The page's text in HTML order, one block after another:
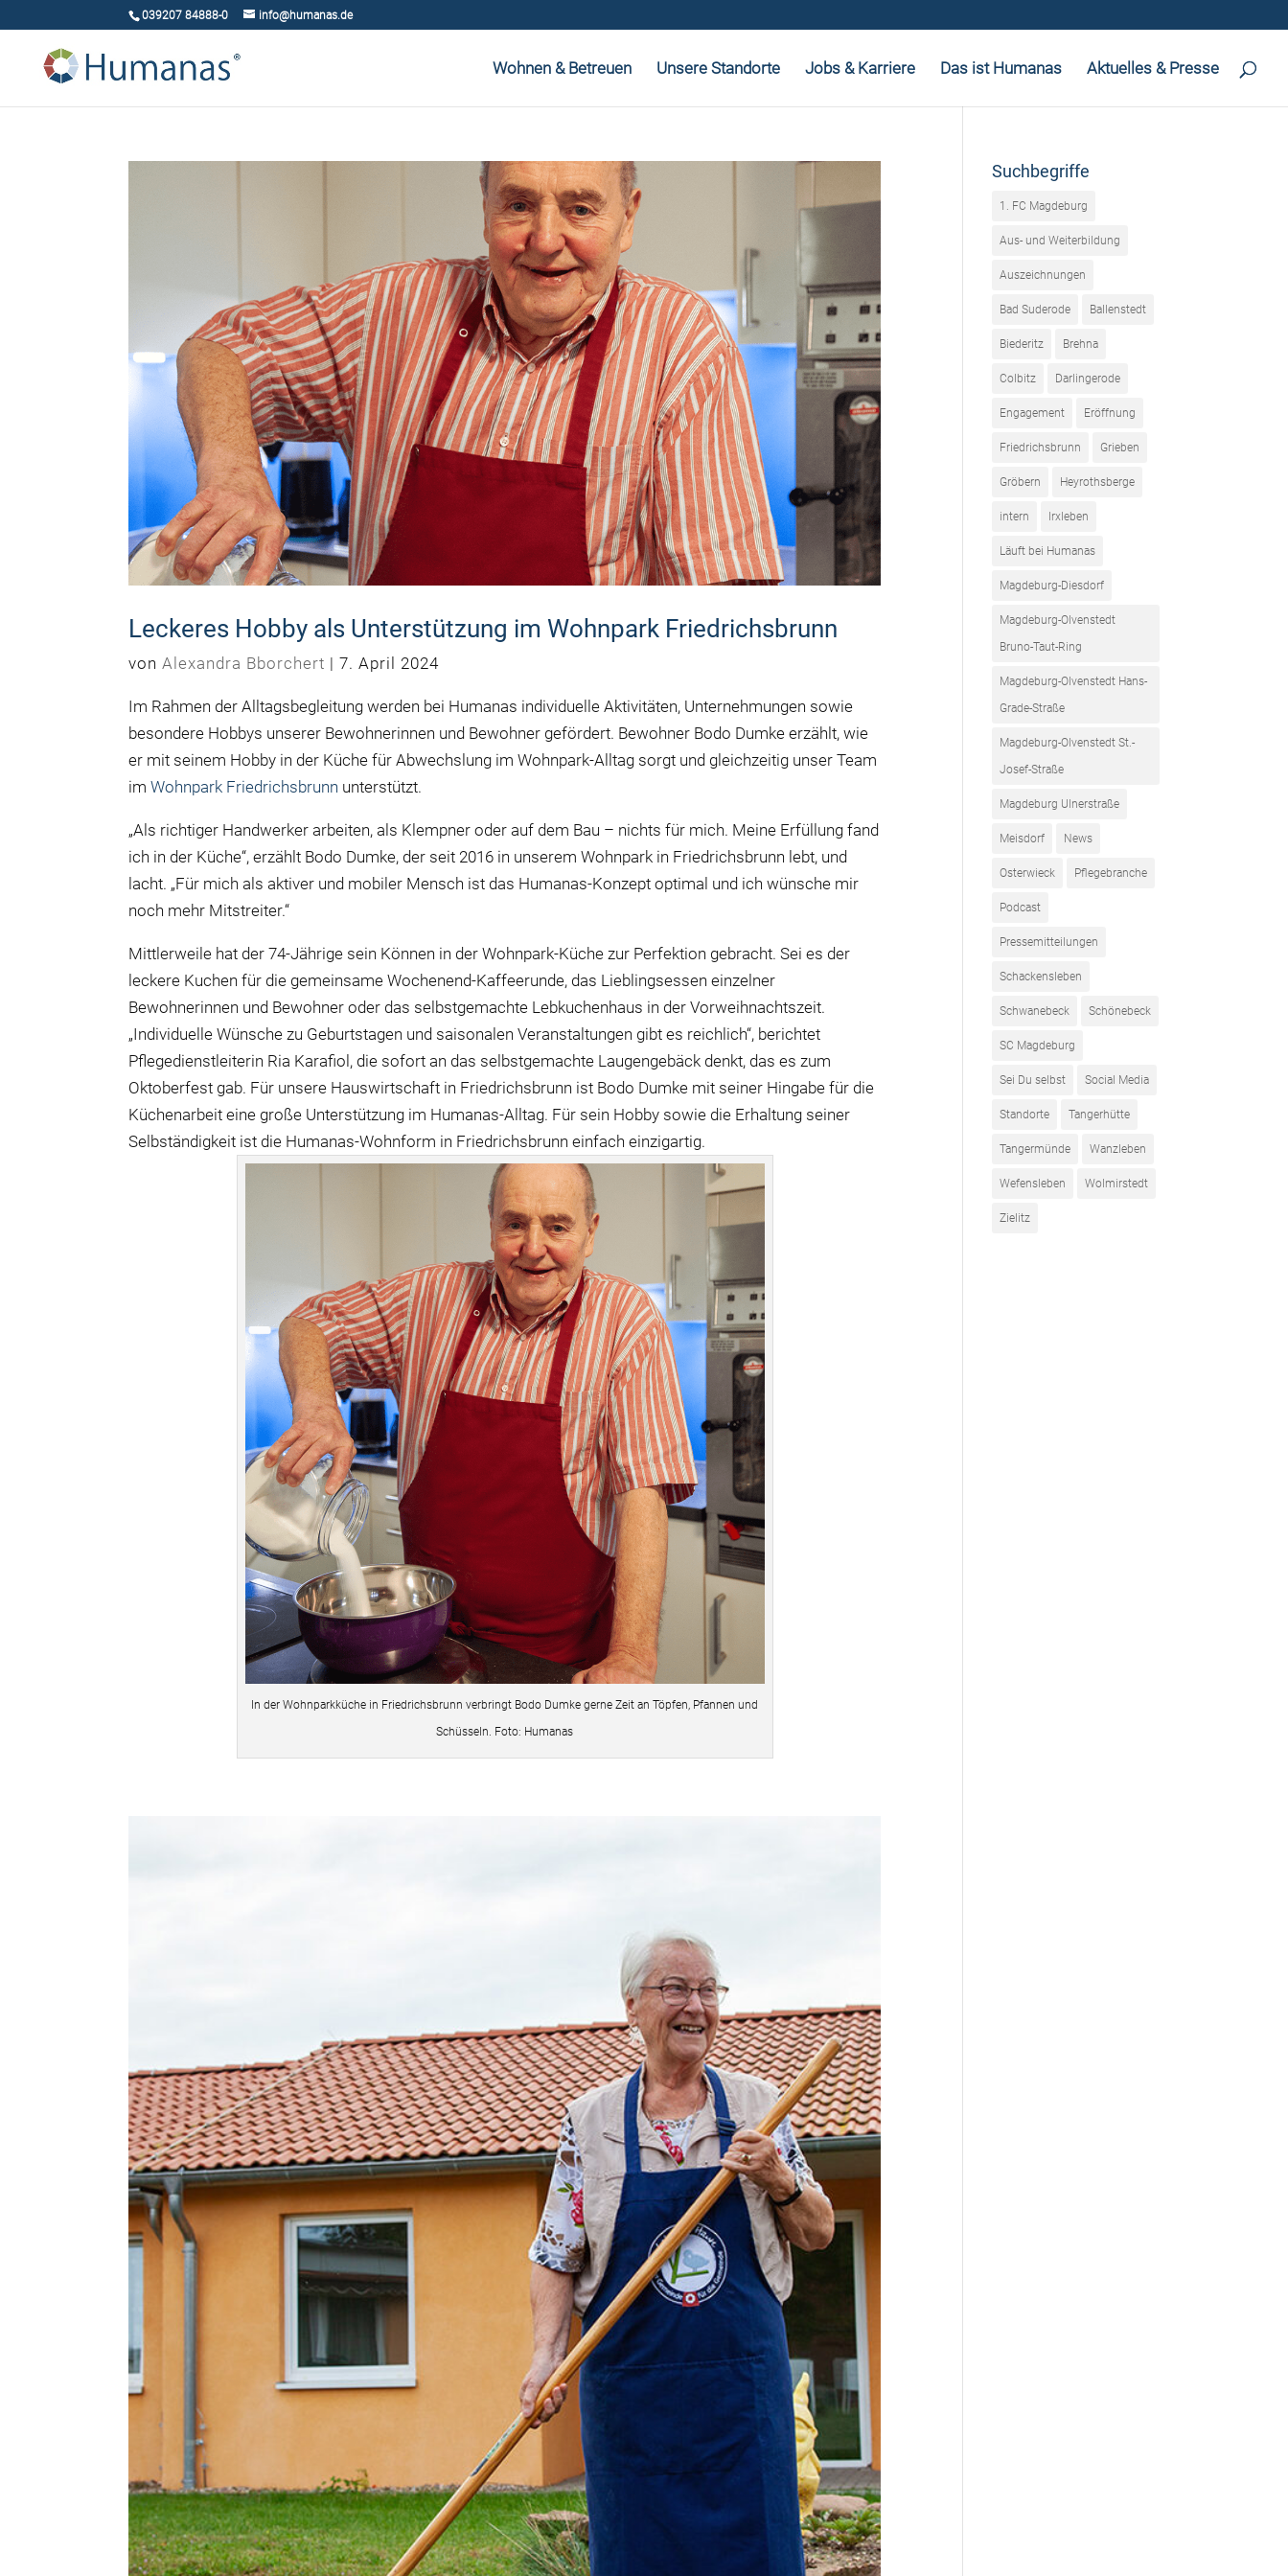
039207 84888-0 info@humanas.de
Wohnen & Betreuen Unsere Standorte Jobs & Karriere Das ist Humanas Aktuelles & Presse
Leckeres Hobby als Unterstützung im Wohnpark Friedrichsbrunn
vonAlexandra Bborchert |7. April 2024
Im Rahmen der Alltagsbegleitung werden bei Humanas individuelle Aktivitäten, Unternehmungen sowie
besondere Hobbys unserer Bewohnerinnen und Bewohner gefördert. Bewohner Bodo Dumke erzählt, wie
er mit seinem Hobby in der Küche für Abwechslung im Wohnpark-Alltag sorgt und gleichzeitig unser Team
imWohnpark Friedrichsbrunn unterstützt.
„Als richtiger Handwerker arbeiten, als Klempner oder auf dem Bau – nichts für mich. Meine Erfüllung fand
ich in der Küche“, erzählt Bodo Dumke, der seit 2016 in unserem Wohnpark in Friedrichsbrunn lebt, und
lacht. „Für mich als aktiver und mobiler Mensch ist das Humanas-Konzept optimal und ich wünsche mir
noch mehr Mitstreiter.“
Mittlerweile hat der 74-Jährige sein Können in der Wohnpark-Küche zur Perfektion gebracht. Sei es der
leckere Kuchen für die gemeinsame Wochenend-Kaffeerunde, das Lieblingsessen einzelner
Bewohnerinnen und Bewohner oder das selbstgemachte Lebkuchenhaus in der Vorweihnachtszeit.
„Individuelle Wünsche zu Geburtstagen und saisonalen Veranstaltungen gibt es reichlich“, berichtet
Pflegedienstleiterin Ria Karafiol, die sofort an das selbstgemachte Laugengebäck denkt, das es zum
Oktoberfest gab. Für unsere Hauswirtschaft in Friedrichsbrunn ist Bodo Dumke mit seiner Hingabe für die
Küchenarbeit eine große Unterstützung im Humanas-Alltag. Für sein Hobby sowie die Erhaltung seiner
Selbständigkeit ist die Humanas-Wohnform in Friedrichsbrunn einfach einzigartig.
In der Wohnparkküche in Friedrichsbrunn verbringt Bodo Dumke gerne Zeit an Töpfen, Pfannen und
Schüsseln. Foto: Humanas
Suchbegriffe
1. FC Magdeburg
Aus- und Weiterbildung
Auszeichnungen
Bad Suderode Ballenstedt
Biederitz Brehna
Colbitz Darlingerode
Engagement Eröffnung
Friedrichsbrunn Grieben
Gröbern Heyrothsberge
intern Irxleben
Läuft bei Humanas
Magdeburg-Diesdorf
Magdeburg-Olvenstedt
Bruno-Taut-Ring
Magdeburg-Olvenstedt Hans-
Grade-Straße
Magdeburg-Olvenstedt St.-
Josef-Straße
Magdeburg Ulnerstraße
Meisdorf News
Osterwieck Pflegebranche
Podcast
Pressemitteilungen
Schackensleben
Schwanebeck Schönebeck
SC Magdeburg
Sei Du selbst Social Media
Standorte Tangerhütte
Tangermünde Wanzleben
Wefensleben Wolmirstedt
Zielitz